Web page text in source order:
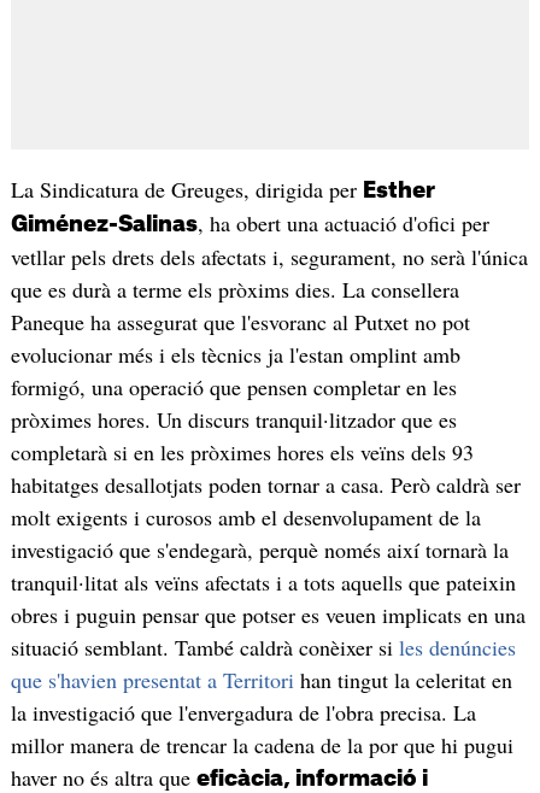
La Sindicatura de Greuges, dirigida per Esther
Giménez-Salinas, ha obert una actuació d'ofici per
vetllar pels drets dels afectats i, segurament, no serà l'única
que es durà a terme els pròxims dies. La consellera
Paneque ha assegurat que l'esvoranc al Putxet no pot
evolucionar més i els tècnics ja l'estan omplint amb
formigó, una operació que pensen completar en les
pròximes hores. Un discurs tranquil·litzador que es
completarà si en les pròximes hores els veïns dels 93
habitatges desallotjats poden tornar a casa. Però caldrà ser
molt exigents i curosos amb el desenvolupament de la
investigació que s'endegarà, perquè només així tornarà la
tranquil·litat als veïns afectats i a tots aquells que pateixin
obres i puguin pensar que potser es veuen implicats en una
situació semblant. També caldrà conèixer si les denúncies
que s'havien presentat a Territori han tingut la celeritat en
la investigació que l'envergadura de l'obra precisa. La
millor manera de trencar la cadena de la por que hi pugui
haver no és altra que eficàcia, informació i